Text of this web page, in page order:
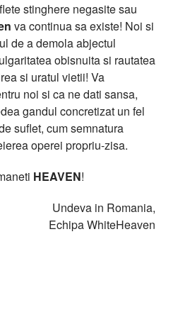
stinghere negasite sau
va continua sa existe! Noi si
de a demola abjectul
obisnuita si rautatea
si uratul vietii! Va
noi si ca ne dati sansa,
gandul concretizat un fel
suflet, cum semnatura
operei propriu-zisa.
HEAVEN!
Undeva in Romania,
Echipa WhiteHeaven